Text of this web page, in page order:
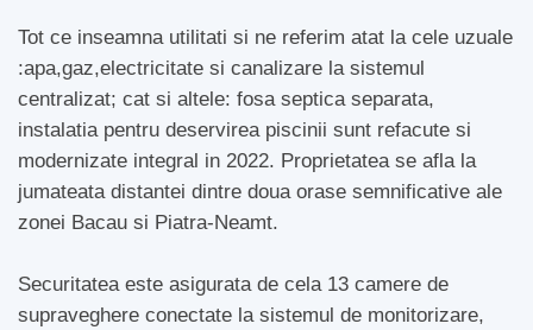
Tot ce inseamna utilitati si ne referim atat la cele uzuale
:apa,gaz,electricitate si canalizare la sistemul
centralizat; cat si altele: fosa septica separata,
instalatia pentru deservirea piscinii sunt refacute si
modernizate integral in 2022. Proprietatea se afla la
jumateata distantei dintre doua orase semnificative ale
zonei Bacau si Piatra-Neamt.
Securitatea este asigurata de cela 13 camere de
supraveghere conectate la sistemul de monitorizare,